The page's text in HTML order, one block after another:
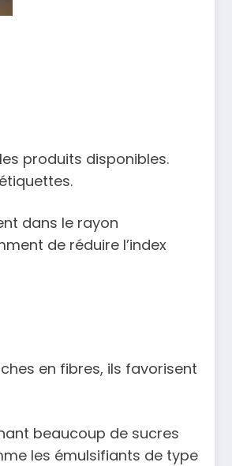
produits disponibles.
dans le rayon
de réduire l’index
en fibres, ils favorisent
beaucoup de sucres
les émulsifiants de type